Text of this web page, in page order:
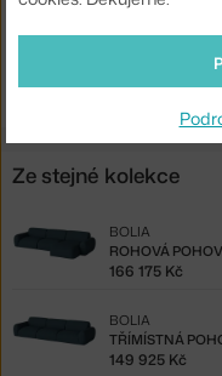
Typ pohovky:
BOL-
Ze stejné kolekce
ROHOVÁ
BOLIA
166 175 Kč
TŘÍMÍSTNÁ
BOLIA
149 925 Kč